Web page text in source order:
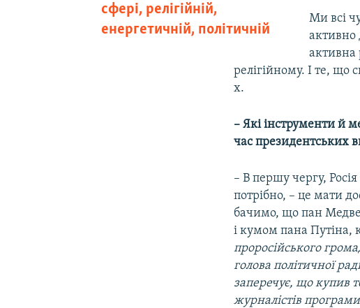
сфері, релігійній,
енергетичній, політичній
Ми всі
активно
активна
релігійному. І те, що
х.
– Які інструменти й
час президентських
– В першу чергу,
потрібно, – це мати
бачимо, що пан
і кумом пана Путіна,
проросійського
голова політичної
заперечує, що купив
журналістів